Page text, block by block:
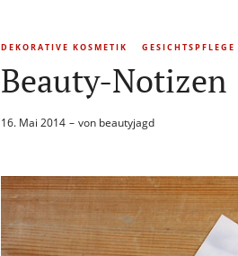
DEKORATIVE KOSMETIK GESICHTSPFLEGE
Beauty-Notizen
16. Mai 2014 von beautyjagd